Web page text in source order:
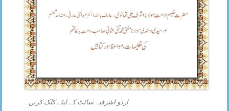
اردو اشرفیہ سائٹ کے لیئے کلک کریں۔